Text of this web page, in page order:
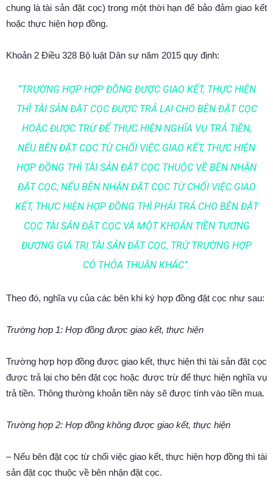
chung là tài sản đặt cọc) trong một thời hạn để bảo đảm giao kết
hoặc thực hiện hợp đồng.
Khoản 2 Điều 328 Bộ luật Dân sự năm 2015 quy định:
“TRƯỜNG HỢP HỢP ĐỒNG ĐƯỢC GIAO KẾT, THỰC HIỆN
THÌ TÀI SẢN ĐẶT CỌC ĐƯỢC TRẢ LẠI CHO BÊN ĐẶT CỌC
HOẶC ĐƯỢC TRỪ ĐỂ THỰC HIỆN NGHĨA VỤ TRẢ TIỀN;
NẾU BÊN ĐẶT CỌC TỪ CHỐI VIỆC GIAO KẾT, THỰC HIỆN
HỢP ĐỒNG THÌ TÀI SẢN ĐẶT CỌC THUỘC VỀ BÊN NHẬN
ĐẶT CỌC; NẾU BÊN NHẬN ĐẶT CỌC TỪ CHỐI VIỆC GIAO
KẾT, THỰC HIỆN HỢP ĐỒNG THÌ PHẢI TRẢ CHO BÊN ĐẶT
CỌC TÀI SẢN ĐẶT CỌC VÀ MỘT KHOẢN TIỀN TƯƠNG
ĐƯƠNG GIÁ TRỊ TÀI SẢN ĐẶT CỌC, TRỪ TRƯỜNG HỢP
CÓ THỎA THUẬN KHÁC”.
Theo đó, nghĩa vụ của các bên khi ký hợp đồng đặt cọc như sau:
Trường hợp 1: Hợp đồng được giao kết, thực hiện
Trường hợp hợp đồng được giao kết, thực hiện thì tài sản đặt cọc
được trả lại cho bên đặt cọc hoặc được trừ để thực hiện nghĩa vụ
trả tiền. Thông thường khoản tiền này sẽ được tính vào tiền mua.
Trường hợp 2: Hợp đồng không được giao kết, thực hiện
– Nếu bên đặt cọc từ chối việc giao kết, thực hiện hợp đồng thì tài
sản đặt cọc thuộc về bên nhận đặt cọc.